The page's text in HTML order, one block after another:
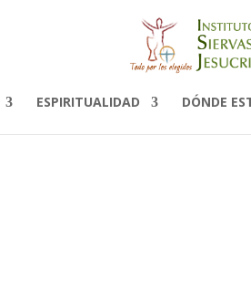
ESPIRITUALIDAD DÓNDE